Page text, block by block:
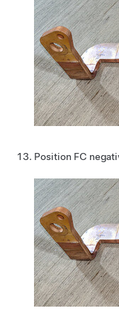
Position FC